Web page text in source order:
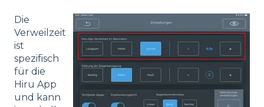
Die
Verweilzeit
ist
spezifisch
für die
Hiru App
und kann